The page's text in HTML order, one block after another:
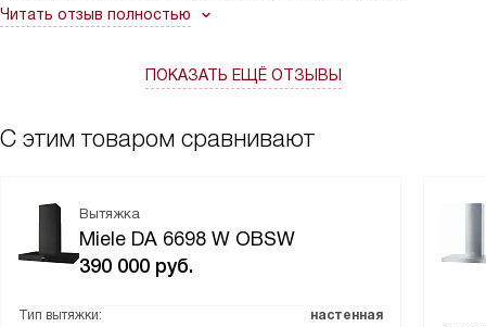
Удивительно, как она преобразила мою кухню и упростила
кухни. Ее сенсорные переключатели делают ее использование
С тремя уровнями мощности и интенсивной ступенью, она с
дом был пропитан этим ароматом. Но благодаря этой технике,
я смог быстро и эффективно избавиться от него.
Особенно порадовало наличие индикатора загрязнения
фильтра. Это очень удобно, потому что теперь я всегда знаю,
Читать отзыв полностью
ПОКАЗАТЬ ЕЩЁ ОТЗЫВЫ
С этим товаром сравнивают
Вытяжка
Miele DA 6698 W OBSW
390 000 руб.
Тип вытяжки:
настенная